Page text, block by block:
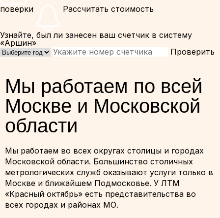
поверки Рассчитать стоимость
Узнайте, был ли занесен ваш счетчик в систему
«Аршин»
Проверить
Мы работаем по всей
Москве и Московской
области
Мы работаем во всех округах столицы и городах
Московской области. Большинство столичных
метрологических служб оказывают услуги только в
Москве и ближайшем Подмосковье. У ЛТМ
«Красный октябрь» есть представительства во
всех городах и районах МО.